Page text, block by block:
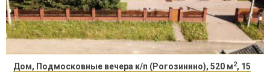
Дом, Подмосковные вечера к/п (Рогозинино), 520 м2, 15